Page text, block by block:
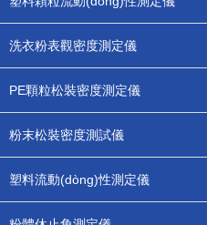
洗衣粉表觀密度測定儀
PE顆粒松裝密度測定儀
粉末松裝密度測試儀
塑料流動(dòng)性測定儀